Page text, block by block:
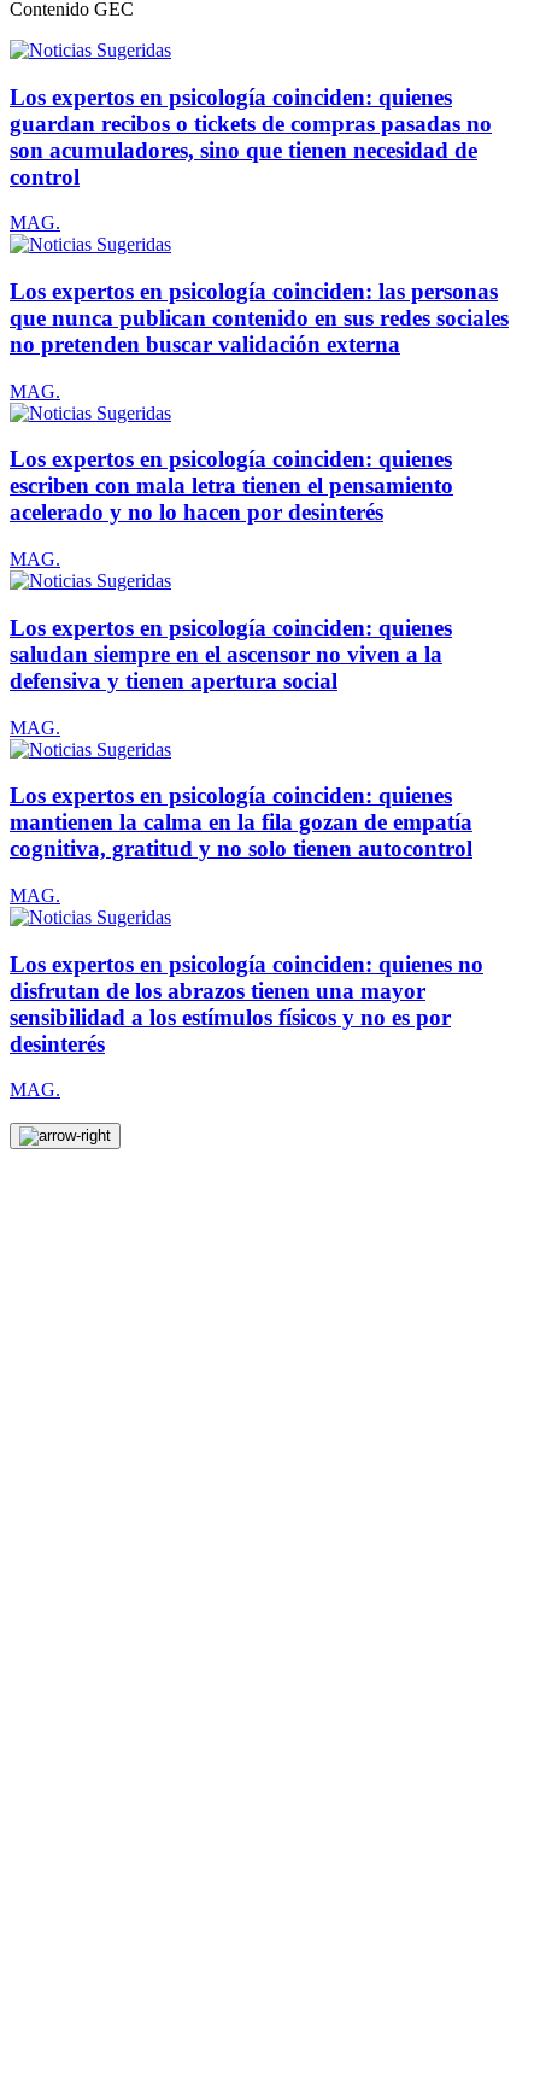
Contenido GEC
Los expertos en psicología coinciden: quienes
guardan recibos o tickets de compras pasadas no
son acumuladores, sino que tienen necesidad de
control
MAG.
Los expertos en psicología coinciden: las personas
que nunca publican contenido en sus redes sociales
no pretenden buscar validación externa
MAG.
Los expertos en psicología coinciden: quienes
escriben con mala letra tienen el pensamiento
acelerado y no lo hacen por desinterés
MAG.
Los expertos en psicología coinciden: quienes
saludan siempre en el ascensor no viven a la
defensiva y tienen apertura social
MAG.
Los expertos en psicología coinciden: quienes
mantienen la calma en la fila gozan de empatía
cognitiva, gratitud y no solo tienen autocontrol
MAG.
Los expertos en psicología coinciden: quienes no
disfrutan de los abrazos tienen una mayor
sensibilidad a los estímulos físicos y no es por
desinterés
MAG.